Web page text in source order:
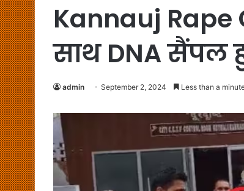
Kannauj Rape
साथ DNA
admin September 2, 2024 Less than a